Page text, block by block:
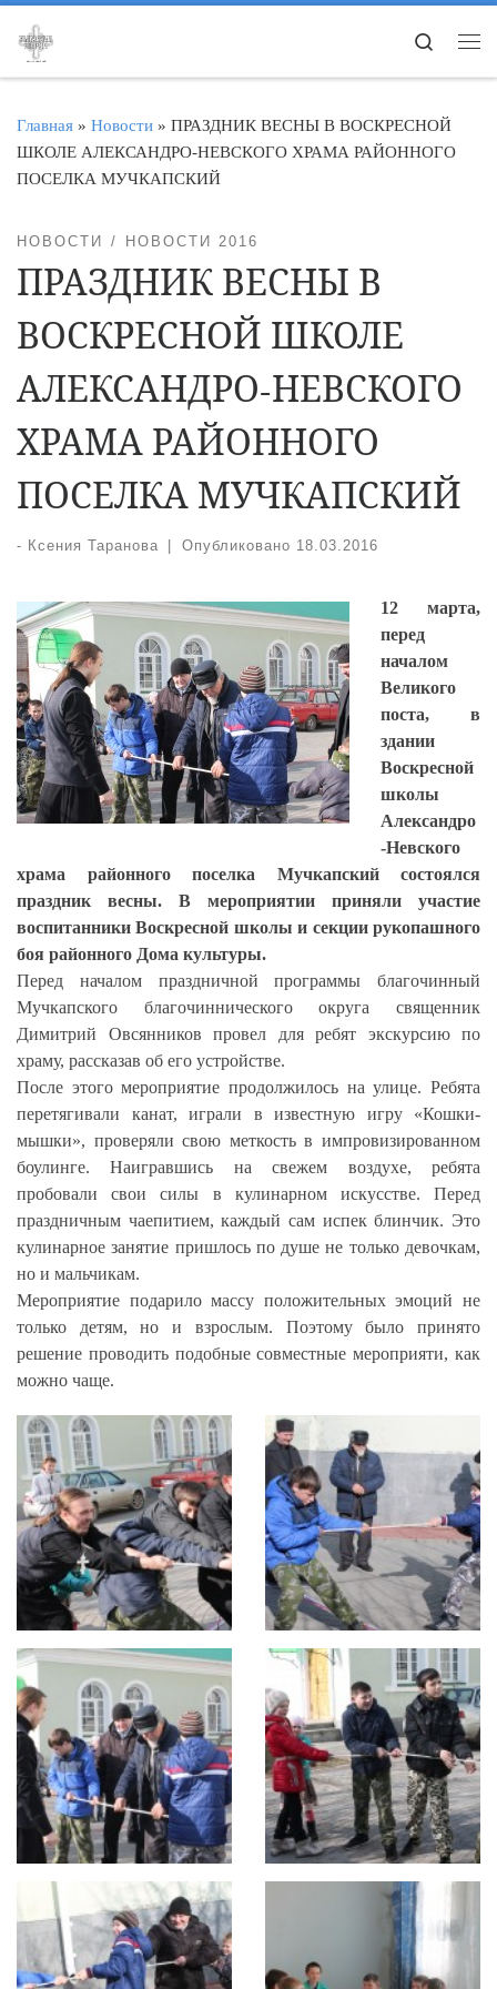
Перейти к содержимому
Search
Главная » Новости » ПРАЗДНИК ВЕСНЫ В ВОСКРЕСНОЙ
ШКОЛЕ АЛЕКСАНДРО-НЕВСКОГО ХРАМА РАЙОННОГО
ПОСЕЛКА МУЧКАПСКИЙ
НОВОСТИ НОВОСТИ 2016
ПРАЗДНИК ВЕСНЫ В
ВОСКРЕСНОЙ ШКОЛЕ
АЛЕКСАНДРО-НЕВСКОГО
ХРАМА РАЙОННОГО
ПОСЕЛКА МУЧКАПСКИЙ
- Ксения Таранова Опубликовано 18.03.2016
12 марта,
перед
началом
Великого
поста, в
здании
Воскресной
школы
Александро
-Невского
храма районного поселка Мучкапский состоялся
праздник весны. В мероприятии приняли участие
воспитанники Воскресной школы и секции рукопашного
боя районного Дома культуры.
Перед началом праздничной программы благочинный
Мучкапского благочиннического округа священник
Димитрий Овсянников провел для ребят экскурсию по
храму, рассказав об его устройстве.
После этого мероприятие продолжилось на улице. Ребята
перетягивали канат, играли в известную игру «Кошки-
мышки», проверяли свою меткость в импровизированном
боулинге. Наигравшись на свежем воздухе, ребята
пробовали свои силы в кулинарном искусстве. Перед
праздничным чаепитием, каждый сам испек блинчик. Это
кулинарное занятие пришлось по душе не только девочкам,
но и мальчикам.
Мероприятие подарило массу положительных эмоций не
только детям, но и взрослым. Поэтому было принято
решение проводить подобные совместные мероприяти, как
можно чаще.